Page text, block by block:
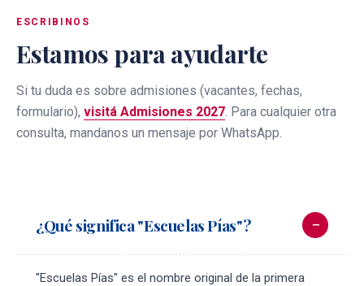
ESCRIBINOS
Estamos para ayudarte
Si tu duda es sobre admisiones (vacantes, fechas,
formulario), visitá Admisiones 2027. Para cualquier otra
consulta, mandanos un mensaje por WhatsApp.
¿Qué significa "Escuelas Pías"?
"Escuelas Pías" es el nombre original de la primera